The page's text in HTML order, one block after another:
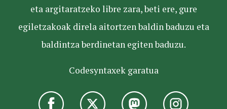
eta argitaratzeko libre zara, beti ere, gure
egiletzakoak direla aitortzen baldin baduzu eta
baldintza berdinetan egiten baduzu.
Codesyntaxek garatua